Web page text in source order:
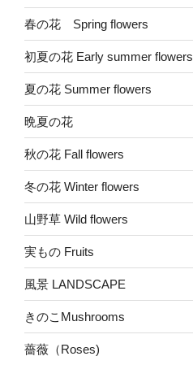
春の花 Spring flowers
初夏の花 Early summer flowers
夏の花 Summer flowers
晩夏の花
秋の花 Fall flowers
冬の花 Winter flowers
山野草 Wild flowers
実もの Fruits
風景 LANDSCAPE
きのこMushrooms
薔薇（Roses)